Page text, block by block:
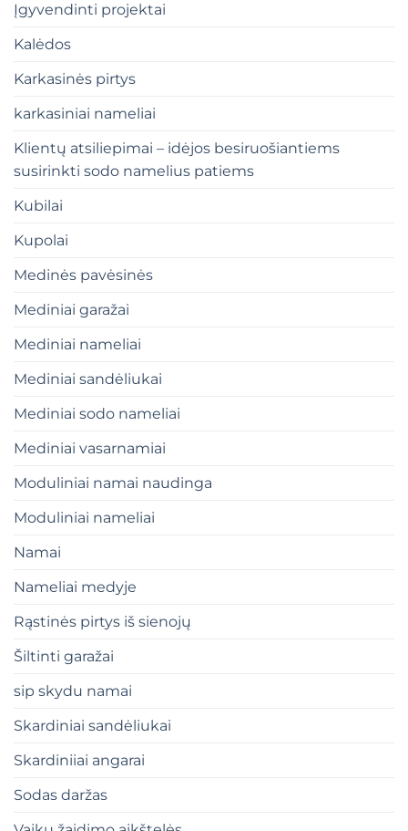
Įgyvendinti projektai
Kalėdos
Karkasinės pirtys
karkasiniai nameliai
Klientų atsiliepimai – idėjos besiruošiantiems
susirinkti sodo namelius patiems
Kubilai
Kupolai
Medinės pavėsinės
Mediniai garažai
Mediniai nameliai
Mediniai sandėliukai
Mediniai sodo nameliai
Mediniai vasarnamiai
Moduliniai namai naudinga
Moduliniai nameliai
Namai
Nameliai medyje
Rąstinės pirtys iš sienojų
Šiltinti garažai
sip skydu namai
Skardiniai sandėliukai
Skardiniiai angarai
Sodas daržas